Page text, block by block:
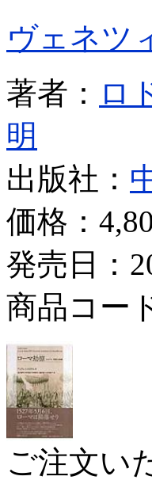
ヴェネツ
著者： ロ
明
出版社：
価格：
発売日：
商品コー
ご注文い